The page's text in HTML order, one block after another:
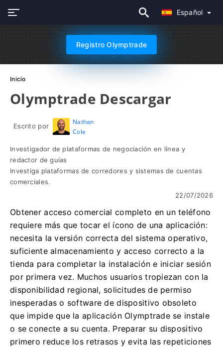
Español
Registro Olymptrade
Inicio
Olymptrade Descargar
Escrito por
Nathan
Cole
Investigador de plataformas de negociación en línea y
redactor de guías
Investiga plataformas de corredores y sistemas de cuentas
comerciales.
22/07/2026
Obtener acceso comercial completo en un teléfono
requiere más que tocar el ícono de una aplicación:
necesita la versión correcta del sistema operativo,
suficiente almacenamiento y acceso correcto a la
tienda para completar la instalación e iniciar sesión
por primera vez. Muchos usuarios tropiezan con la
disponibilidad regional, solicitudes de permiso
inesperadas o software de dispositivo obsoleto
que impide que la aplicación Olymptrade se instale
o se conecte a su cuenta. Preparar su dispositivo
primero reduce los retrasos y evita las repeticiones